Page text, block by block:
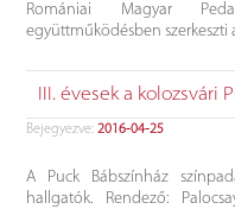
Romániai Magyar
együttműködésben szerkeszti
III. évesek a kolozsvári
Bejegyezve:2016-04-25
A Puck Bábszínház
hallgatók. Rendező: